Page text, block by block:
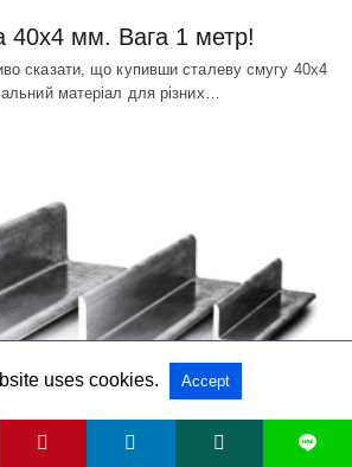
40х4 мм. Вага 1 метр!
сказати, що купивши сталеву смугу 40х4
матеріал для різних…
L
uses cookies. Accept